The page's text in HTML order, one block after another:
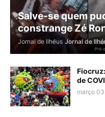
Salve-se quem
constrange Zé
Jornal de Ilhéus Jornal de
de
março